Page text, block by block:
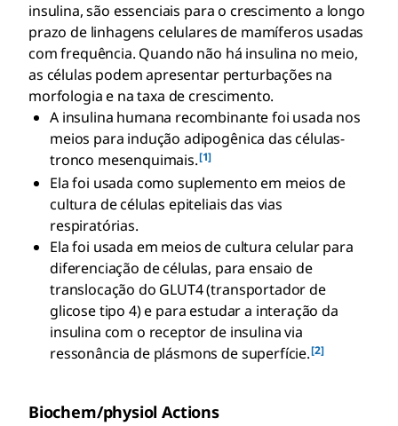
insulina, são essenciais para o crescimento a longo
prazo de linhagens celulares de mamíferos usadas
com frequência. Quando não há insulina no meio,
as células podem apresentar perturbações na
morfologia e na taxa de crescimento.
A insulina humana recombinante foi usada nos
meios para indução adipogênica das células-
tronco mesenquimais.[1]
Ela foi usada como suplemento em meios de
cultura de células epiteliais das vias
respiratórias.
Ela foi usada em meios de cultura celular para
diferenciação de células, para ensaio de
translocação do GLUT4 (transportador de
glicose tipo 4) e para estudar a interação da
insulina com o receptor de insulina via
ressonância de plásmons de superfície.[2]
Biochem/physiol Actions